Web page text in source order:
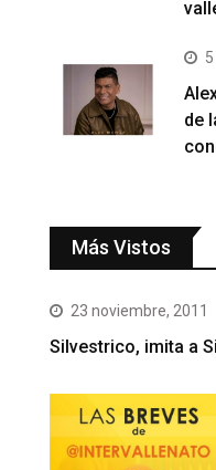
de
Más Vistos
23 noviembre, 2011
Silvestrico, imita a